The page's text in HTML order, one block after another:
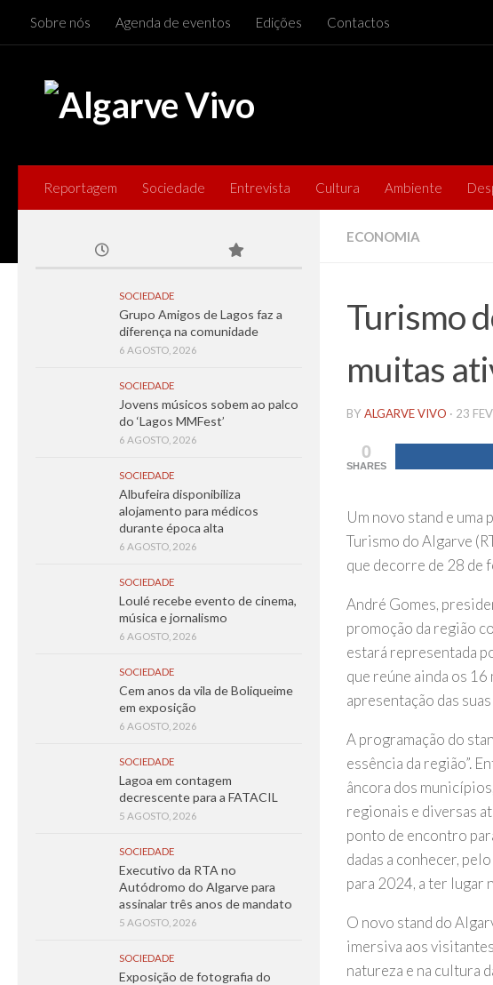
Skip to content
Sobre nós Agenda de eventos Edições Contactos
Reportagem Sociedade Entrevista Cultura Ambiente
ECONOMIA
Turismo
muitas
BY ALGARVE VIVO · 23
0
SHARES
Um novo stand e uma
Turismo do Algarve
que decorre de 28 de
André Gomes,
promoção da região
estará representada
que reúne ainda os
apresentação das
A programação do
essência da região”.
âncora dos
regionais e diversas
ponto de encontro
dadas a conhecer,
para 2024, a ter lugar
O novo stand do
imersiva aos
natureza e na cultura
SOCIEDADE
Grupo Amigos de Lagos faz a
diferença na comunidade
6 AGOSTO, 2026
SOCIEDADE
Jovens músicos sobem ao palco
do ‘Lagos MMFest’
6 AGOSTO, 2026
SOCIEDADE
Albufeira disponibiliza
alojamento para médicos
durante época alta
6 AGOSTO, 2026
SOCIEDADE
Loulé recebe evento de cinema,
música e jornalismo
6 AGOSTO, 2026
SOCIEDADE
Cem anos da vila de Boliqueime
em exposição
6 AGOSTO, 2026
SOCIEDADE
Lagoa em contagem
decrescente para a FATACIL
5 AGOSTO, 2026
SOCIEDADE
Executivo da RTA no
Autódromo do Algarve para
assinalar três anos de mandato
5 AGOSTO, 2026
SOCIEDADE
Exposição de fotografia do